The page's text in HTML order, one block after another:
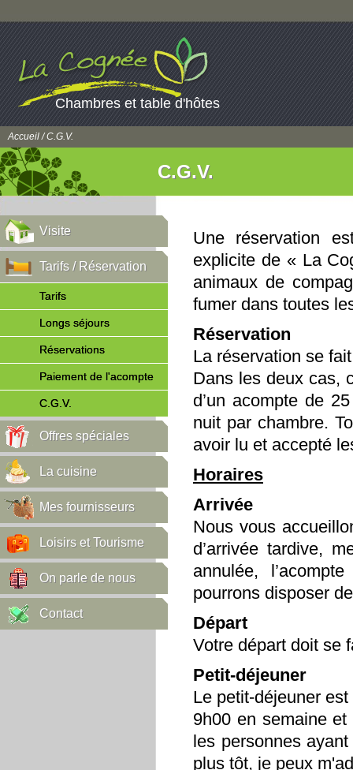
Chambres et table d'hôtes
Accueil/ C.G.V.
C.G.V.
Visite
Tarifs / Réservation
Tarifs
Longs séjours
Réservations
Paiement de l'acompte
C.G.V.
Offres spéciales
La cuisine
Mes fournisseurs
Loisirs et Tourisme
On parle de nous
Contact
Une réservation
explicite de « La
animaux de
fumer dans toutes
Réservation
La réservation se
Dans les deux cas,
d’un acompte de
nuit par chambre.
avoir lu et accepté
Horaires
Arrivée
Nous vous
d’arrivée tardive,
annulée,
pourrons disposer
Départ
Votre départ doit se
Petit-déjeuner
Le petit-déjeuner
9h00 en semaine
les personnes
plus tôt, je peux